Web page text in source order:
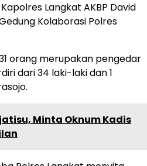
Langkat AKBP David
Kolaborasi Polres
orang merupakan pengedar
dari 34 laki-laki dan 1
Minta Oknum Kadis